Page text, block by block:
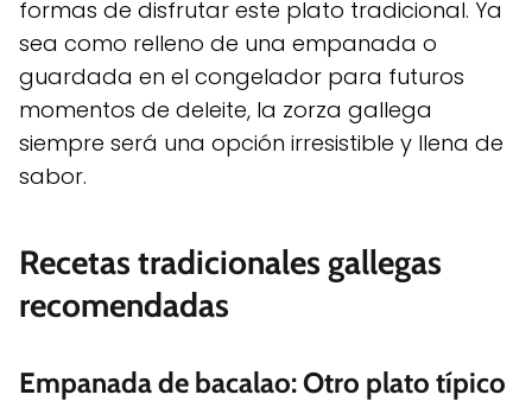
formas de disfrutar este plato tradicional. Ya
sea como relleno de una empanada o
guardada en el congelador para futuros
momentos de deleite, la zorza gallega
siempre será una opción irresistible y llena de
sabor.
Recetas tradicionales gallegas
recomendadas
Empanada de bacalao: Otro plato típico